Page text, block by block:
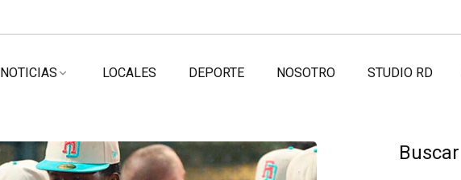
NOTICIAS LOCALES DEPORTE NOSOTRO STUDIO RD
Buscar